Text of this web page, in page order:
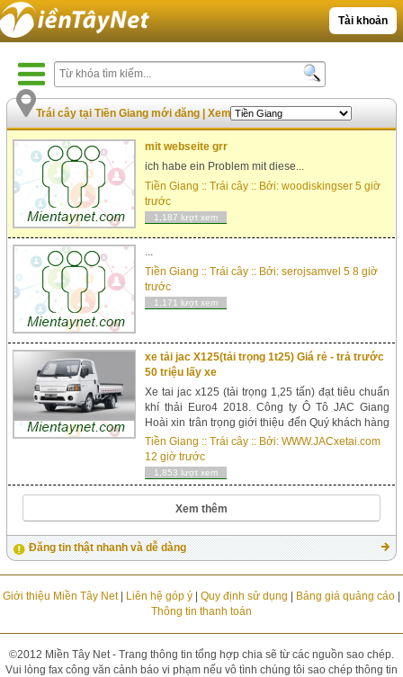
Tài khoản
Trái cây tại Tiền Giang mới đăng |Xem nhiều nhất
mit webseite grr
ich habe ein Problem mit diese...
Tiền Giang ::Trái cây :: Bởi:woodiskingser 5 giờ
trước
1,187 lượt xem
...
Tiền Giang ::Trái cây :: Bởi:serojsamvel 5 8 giờ
trước
1,171 lượt xem
xe tải jac X125(tải trọng 1t25) Giá rẻ - trả trước
50 triệu lấy xe
Xe tai jac x125 (tải trọng 1,25 tấn) đạt tiêu chuẩn
khí thải Euro4 2018. Công ty Ô Tô JAC Giang
Hoài xin trân trọng giới thiệu đến Quý khách hàng
dòng xe tải JAC x125 (2018) thuộc phân khúc xe
tải nhỏ . Công ty JAC ch&...
Tiền Giang ::Trái cây :: Bởi:WWW.JACxetai.com
12 giờ trước
1,853 lượt xem
Xem thêm
Đăng tin thật nhanh và dễ dàng
Giới thiệu Miền Tây Net| Liên hệ góp ý| Quy định sử dụng Bảng giá quảng cáo|
Thông tin thanh toán
©2012 Miền Tây Net - Trang thông tin tổng hợp chia sẽ từ các nguồn sao chép.
Vui lòng fax công văn cảnh báo vi phạm nếu vô tình chúng tôi sao chép thông tin